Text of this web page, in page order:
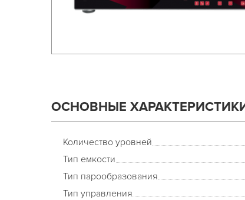
ОСНОВНЫЕ
Количество уровней
Тип емкости
Тип парообразования
Тип управления